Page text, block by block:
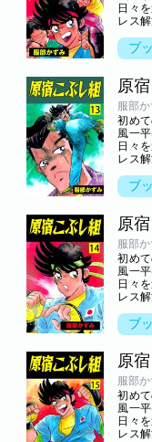
日々
レス
端鯉
られ
が成
巨編！
ブ
原
服部
初め
風一
日々
レス
端鯉
られ
が成
巨編！
ブ
原
服部
初め
風一
日々
レス
端鯉
られ
が成
巨編！
ブ
原
服部
初め
風一
日々
レス